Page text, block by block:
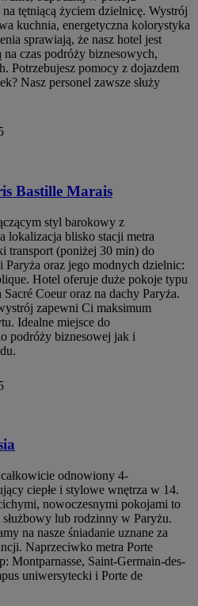
tętniącą życiem dzielnicę. Wystrój
kuchnia, energetyczna kolorystyka
sprawiają, że nasz hotel jest
czas podróży biznesowych,
Potrzebujesz pomocy z dojazdem
Nasz personel zawsze służy
Bastille Marais
styl barokowy z
lokalizacja blisko stacji metra
transport (poniżej 30 min) do
Paryża oraz jego modnych dzielnic:
Hotel oferuje duże pokoje typu
Coeur oraz na dachy Paryża.
zapewni Ci maksimum
Idealne miejsce do
podróży biznesowej jak i
odnowiony 4-
ciepłe i stylowe wnętrza w 14.
nowoczesnymi pokojami to
lub rodzinny w Paryżu.
na nasze śniadanie uznane za
Naprzeciwko metra Porte
Montparnasse, Saint-Germain-des-
uniwersytecki i Porte de